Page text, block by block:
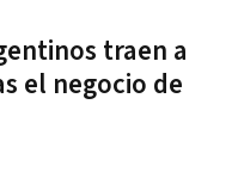
traen a
el negocio de